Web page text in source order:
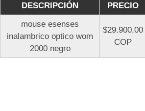
DESCRIPCIÓN PRECIO
mouse esenses
inalambrico optico wom
2000 negro
$29.900,00
COP